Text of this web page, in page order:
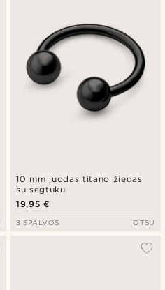
10 mm juodas titano žiedas
su segtuku
19,95 €
3 SPALVOS OTSU